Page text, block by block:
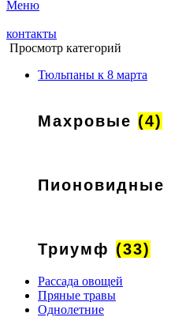
Меню
контакты
Просмотр категорий
Тюльпаны к 8 марта
Махровые (4)
Пионовидные
Триумф (33)
Рассада овощей
Пряные травы
Однолетние